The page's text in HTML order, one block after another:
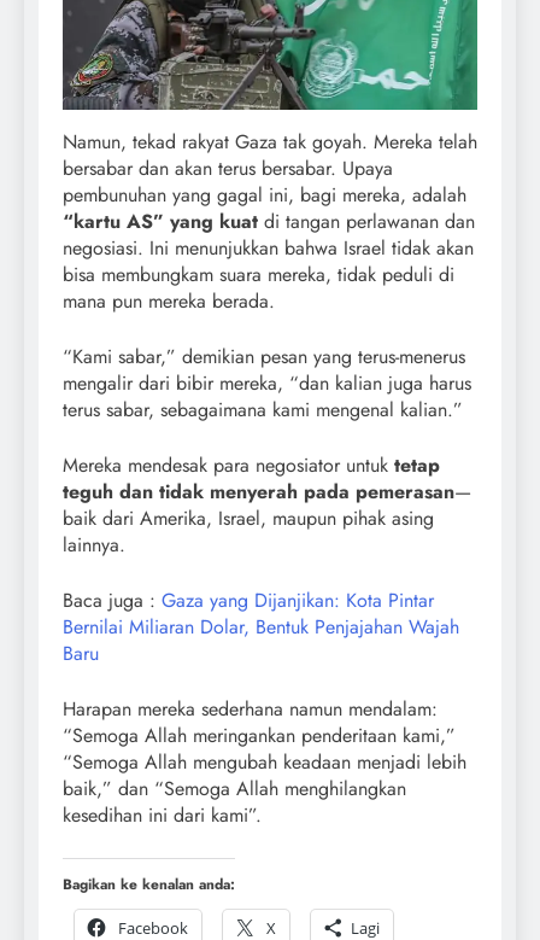
Namun, tekad rakyat Gaza tak goyah. Mereka telah
bersabar dan akan terus bersabar. Upaya
pembunuhan yang gagal ini, bagi mereka, adalah
“kartu AS” yang kuat di tangan perlawanan dan
negosiasi. Ini menunjukkan bahwa Israel tidak akan
bisa membungkam suara mereka, tidak peduli di
mana pun mereka berada.
“Kami sabar,” demikian pesan yang terus-menerus
mengalir dari bibir mereka, “dan kalian juga harus
terus sabar, sebagaimana kami mengenal kalian.”
Mereka mendesak para negosiator untuk tetap
teguh dan tidak menyerah pada pemerasan—
baik dari Amerika, Israel, maupun pihak asing
lainnya.
Baca juga : Gaza yang Dijanjikan: Kota Pintar
Bernilai Miliaran Dolar, Bentuk Penjajahan Wajah
Baru
Harapan mereka sederhana namun mendalam:
“Semoga Allah meringankan penderitaan kami,”
“Semoga Allah mengubah keadaan menjadi lebih
baik,” dan “Semoga Allah menghilangkan
kesedihan ini dari kami”.
Bagikan ke kenalan anda:
Facebook
X Lagi